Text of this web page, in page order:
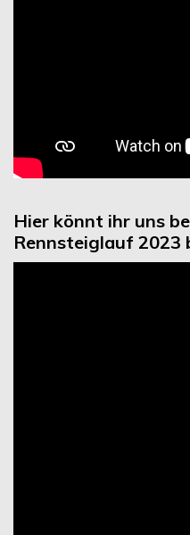
Hier könnt ihr uns
Rennsteiglauf 2023